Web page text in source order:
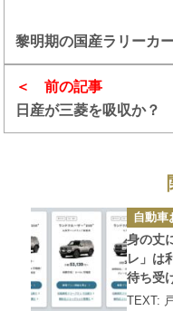
前の記事
日産が三菱を吸収か？
黎明期の国産ラリーカ
カ
テ
ゴ
リ
ー
身の丈
レ」は
待ち受
TEXT: